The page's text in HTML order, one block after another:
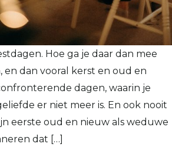
Hoe ga je daar dan mee
en dan vooral kerst en oud en
dagen, waarin je
er niet meer is. En ook nooit
eerste oud en nieuw als weduwe
dat […]